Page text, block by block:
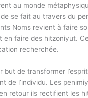
au monde
se fait au travers du
Noms revient à faire
en faire des hitzoniyut.
recherchée.
de transformer
de l’individu. Les
retour ils rectifient les